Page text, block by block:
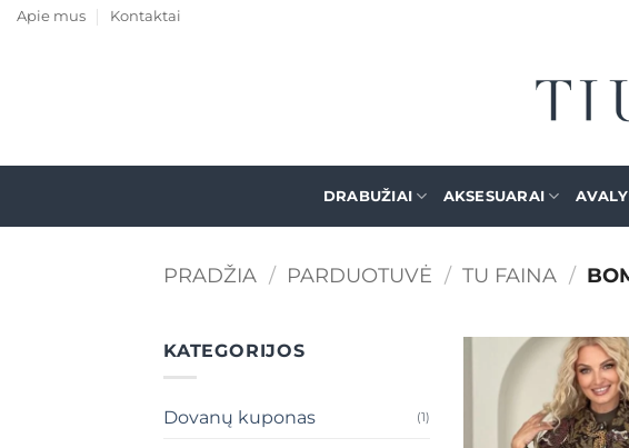
SkipApie mus Kontaktai
DRABUŽIAI AKSESUARAI
PRADŽIA / PARDUOTUVĖ / TU FAINA /
KATEGORIJOS
Dovanų kuponas (1)